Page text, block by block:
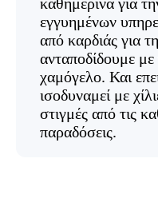
εγγυημένων
από καρδιάς για
ανταποδίδουμε
χαμόγελο. Και
ισοδυναμεί με
στιγμές από τις
παραδόσεις.